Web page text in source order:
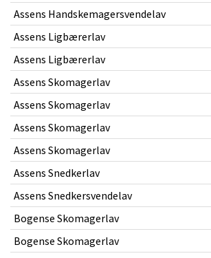
Assens Handskemagersvendelav
Assens Ligbærerlav
Assens Ligbærerlav
Assens Skomagerlav
Assens Skomagerlav
Assens Skomagerlav
Assens Skomagerlav
Assens Snedkerlav
Assens Snedkersvendelav
Bogense Skomagerlav
Bogense Skomagerlav